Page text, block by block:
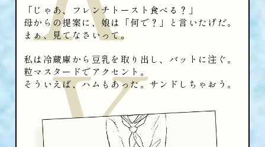
「じゃあ、フレンチトースト食べる？」
母からの提案に、娘は「何で？」と言いたげだ。
まぁ、見てなさいって。
私は冷蔵庫から豆乳を取り出し、バットに注ぐ。
粒マスタードでアクセント。
そういえば、ハムもあった。サンドしちゃおう。